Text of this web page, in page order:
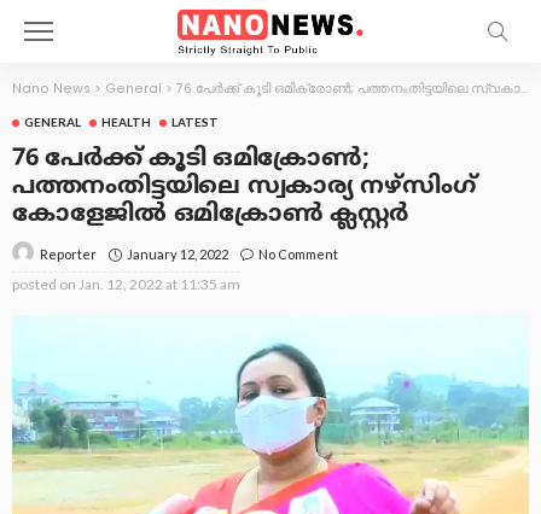
Nano News > General > 76 പേര്‍ക്ക് കൂടി ഒമിക്രോണ്‍; പത്തനംതിട്ടയിലെ സ്വകാര്യ നഴ്സിംഗ് കോളേജില്‍ ഒമിക്രോണ്‍ ക്ലസ്റ്റര്‍
GENERAL HEALTH LATEST
76 പേര്‍ക്ക് കൂടി ഒമിക്രോണ്‍;
പത്തനംതിട്ടയിലെ സ്വകാര്യ നഴ്സിംഗ്
കോളേജില്‍ ഒമിക്രോണ്‍ ക്ലസ്റ്റര്‍
Reporter January 12, 2022 No Comment
posted on Jan. 12, 2022 at 11:35 am